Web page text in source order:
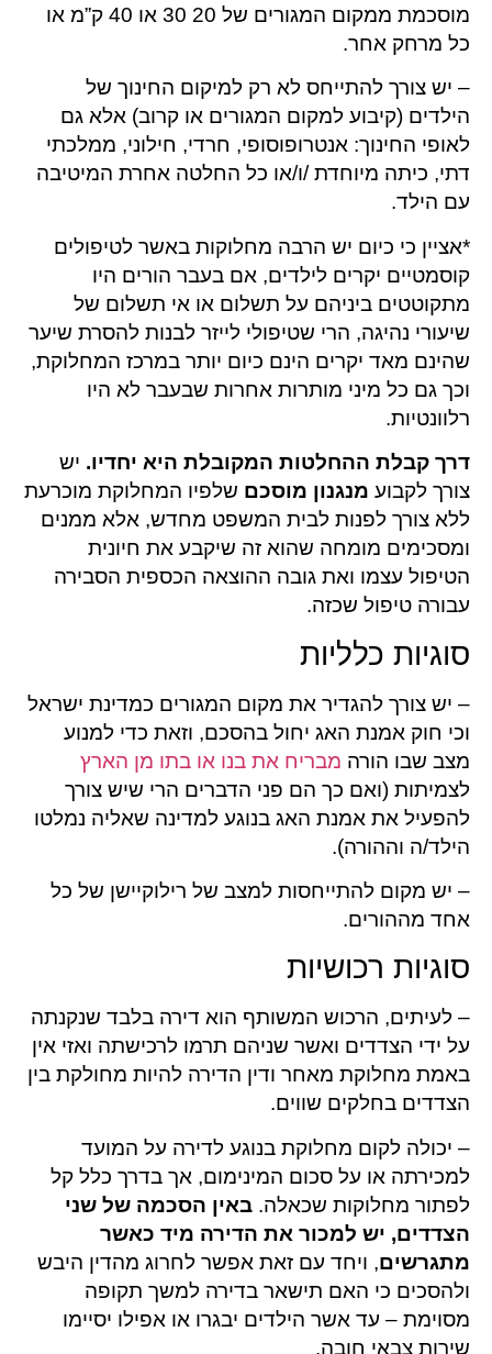
מוסכמת ממקום המגורים של 20 30 או 40 ק”מ או
כל מרחק אחר.
– יש צורך להתייחס לא רק למיקום החינוך של
הילדים (קיבוע למקום המגורים או קרוב) אלא גם
לאופי החינוך: אנטרופוסופי, חרדי, חילוני, ממלכתי
דתי, כיתה מיוחדת /ו/או כל החלטה אחרת המיטיבה
עם הילד.
*אציין כי כיום יש הרבה מחלוקות באשר לטיפולים
קוסמטיים יקרים לילדים, אם בעבר הורים היו
מתקוטטים ביניהם על תשלום או אי תשלום של
שיעורי נהיגה, הרי שטיפולי לייזר לבנות להסרת שיער
שהינם מאד יקרים הינם כיום יותר במרכז המחלוקת,
וכך גם כל מיני מותרות אחרות שבעבר לא היו
רלוונטיות.
דרך קבלת ההחלטות המקובלת היא יחדיו. יש
צורך לקבוע מנגנון מוסכם שלפיו המחלוקת מוכרעת
ללא צורך לפנות לבית המשפט מחדש, אלא ממנים
ומסכימים מומחה שהוא זה שיקבע את חיונית
הטיפול עצמו ואת גובה ההוצאה הכספית הסבירה
עבורה טיפול שכזה.
סוגיות כלליות
– יש צורך להגדיר את מקום המגורים כמדינת ישראל
וכי חוק אמנת האג יחול בהסכם, וזאת כדי למנוע
מצב שבו הורה מבריח את בנו או בתו מן הארץ
לצמיתות (ואם כך הם פני הדברים הרי שיש צורך
להפעיל את אמנת האג בנוגע למדינה שאליה נמלטו
הילד/ה וההורה).
– יש מקום להתייחסות למצב של רילוקיישן של כל
אחד מההורים.
סוגיות רכושיות
– לעיתים, הרכוש המשותף הוא דירה בלבד שנקנתה
על ידי הצדדים ואשר שניהם תרמו לרכישתה ואזי אין
באמת מחלוקת מאחר ודין הדירה להיות מחולקת בין
הצדדים בחלקים שווים.
– יכולה לקום מחלוקת בנוגע לדירה על המועד
למכירתה או על סכום המינימום, אך בדרך כלל קל
לפתור מחלוקות שכאלה. באין הסכמה של שני
הצדדים, יש למכור את הדירה מיד כאשר
מתגרשים, ויחד עם זאת אפשר לחרוג מהדין היבש
ולהסכים כי האם תישאר בדירה למשך תקופה
מסוימת – עד אשר הילדים יבגרו או אפילו יסיימו
שירות צבאי חובה.